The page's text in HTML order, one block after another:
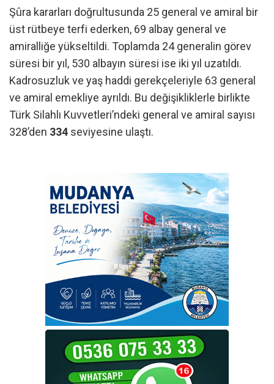
Şûra kararları doğrultusunda 25 general ve amiral bir
üst rütbeye terfi ederken, 69 albay general ve
amiralliğe yükseltildi. Toplamda 24 generalin görev
süresi bir yıl, 530 albayın süresi ise iki yıl uzatıldı.
Kadrosuzluk ve yaş haddi gerekçeleriyle 63 general
ve amiral emekliye ayrıldı. Bu değişikliklerle birlikte
Türk Silahlı Kuvvetleri’ndeki general ve amiral sayısı
328’den 334 seviyesine ulaştı.